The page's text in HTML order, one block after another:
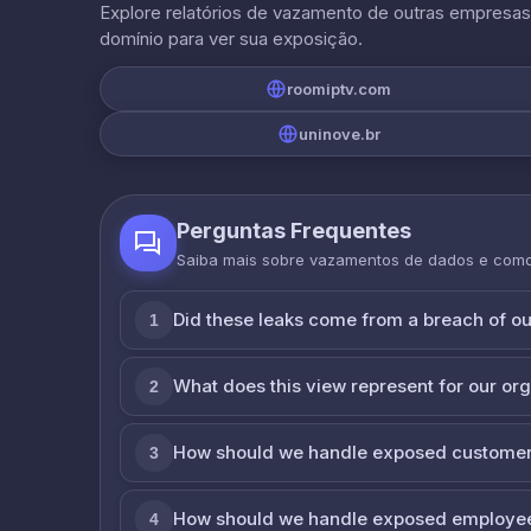
Explore relatórios de vazamento de outras
domínio para ver sua exposição.
roomiptv.com
uninove.br
Perguntas Frequentes
Saiba mais sobre vazamentos de dados e
1 Did these leaks come from a breach of
2 What does this view represent for our
3 How should we handle exposed
4 How should we handle exposed